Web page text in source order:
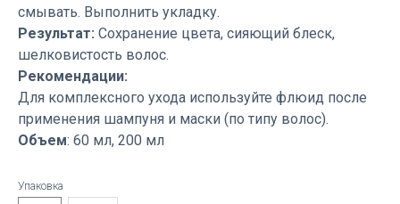
Упаковка
смывать. Выполнить укладку.
Результат: Сохранение цвета, сияющий блеск,
шелковистость волос.
Рекомендации:
Для комплексного ухода используйте флюид после
применения шампуня и маски (по типу волос).
Объем: 60 мл, 200 мл